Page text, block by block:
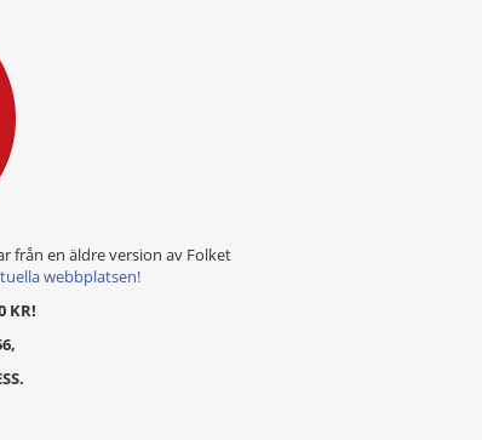
från en äldre version av Folket
webbplatsen!
KR!